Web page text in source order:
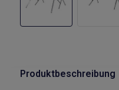
Produktbeschreibung